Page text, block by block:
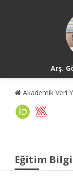
Arş.
Akademik Veri
Eğitim